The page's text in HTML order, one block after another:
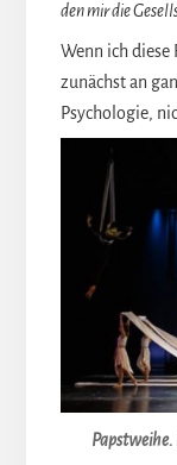
den mir die
Wenn ich diese
zunächst an
Psychologie,
Papstweihe.